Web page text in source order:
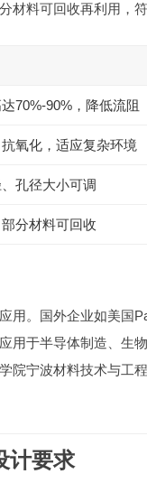
材料可回收再利用，符
70%-90%，降低流阻
氧化，适应复杂环境
孔径大小可调
分材料可回收
用。国外企业如美国
用于半导体制造、生
院宁波材料技术与工
计要求